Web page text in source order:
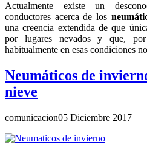
Actualmente existe un
conductores acerca de los
una creencia extendida de que
por lugares nevados y que,
habitualmente en esas condiciones
Neumáticos de
nieve
comunicacion05 Diciembre 2017